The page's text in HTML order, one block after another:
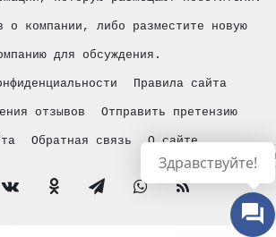
о компании, либо разместите новую
для обсуждения.
Правила сайта
отзывов Отправить претензию
Обратная связь
О сайте
vk.comОдноклассники
TelegramWhatsApp
RSS
Здравствуйте!